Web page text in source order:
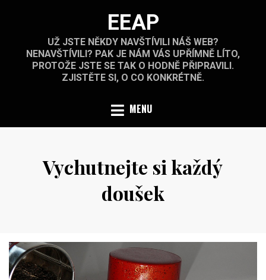
EEAP
UŽ JSTE NĚKDY NAVŠTÍVILI NÁŠ WEB?
NENAVŠTÍVILI? PAK JE NÁM VÁS UPŘÍMNĚ LÍTO,
PROTOŽE JSTE SE TAK O HODNĚ PŘIPRAVILI.
ZJISTĚTE SI, O CO KONKRÉTNĚ.
MENU
Vychutnejte si každý
doušek